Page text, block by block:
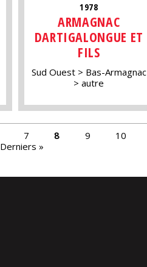
1978
ARMAGNAC
DARTIGALONGUE ET
FILS
Sud Ouest
Bas-Armagnac
autre
7 8 9 10
Derniers »